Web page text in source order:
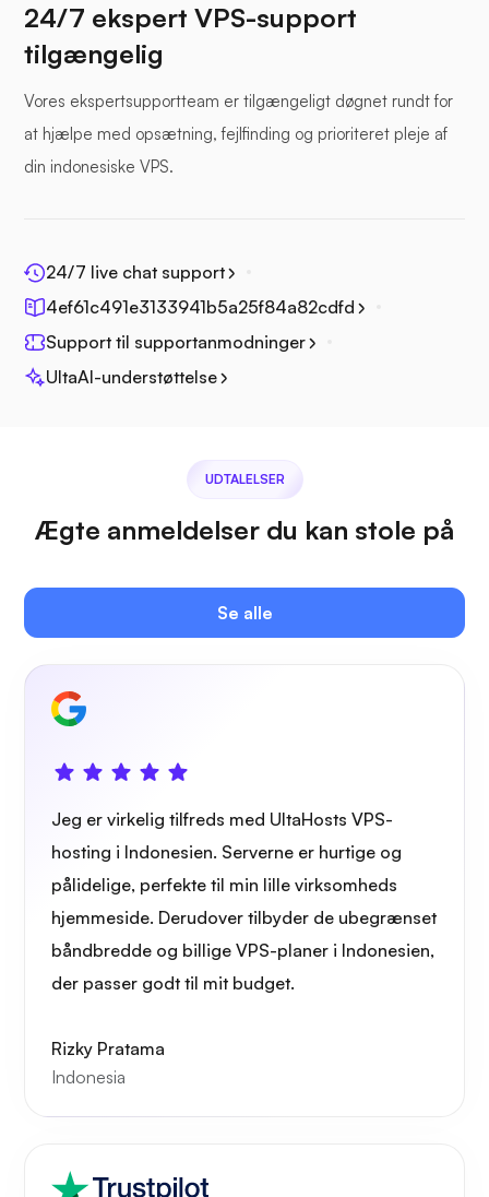
Havfil
Fotoprisme
Trådbeskyttelse
Vidunder
24/7 ekspert VPS-support
tilgængelig
Vores ekspertsupportteam er tilgængeligt døgnet rundt for
at hjælpe med opsætning, fejlfinding og prioriteret pleje af
din indonesiske VPS.
24/7 live chat support
4ef61c491e3133941b5a25f84a82cdfd
Support til supportanmodninger
UltaAI-understøttelse
UDTALELSER
Ægte anmeldelser du kan stole på
Se alle
Jeg er virkelig tilfreds med UltaHosts VPS-
hosting i Indonesien. Serverne er hurtige og
pålidelige, perfekte til min lille virksomheds
hjemmeside. Derudover tilbyder de ubegrænset
båndbredde og billige VPS-planer i Indonesien,
der passer godt til mit budget.
Rizky Pratama
Indonesia